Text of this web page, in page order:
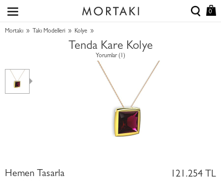
0
Mortakı » Takı Modelleri » Kolye »
Tenda Kare Kolye
Yorumlar (1)
Hemen Tasarla 121.254 TL